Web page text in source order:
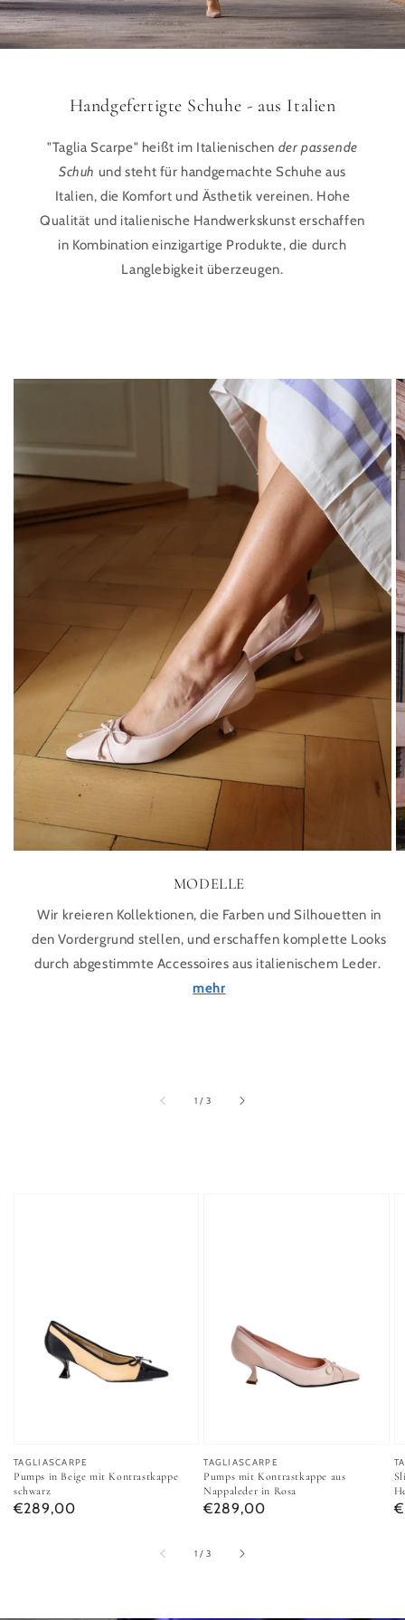
Handgefertigte Schuhe - aus Italien
"Taglia Scarpe" heißt im Italienischen der passende
Schuh und steht für handgemachte Schuhe aus
Italien, die Komfort und Ästhetik vereinen. Hohe
Qualität und italienische Handwerkskunst erschaffen
in Kombination einzigartige Produkte, die durch
Langlebigkeit überzeugen.
MODELLE
Wir kreieren Kollektionen, die Farben und Silhouetten in
den Vordergrund stellen, und erschaffen komplette Looks
durch abgestimmte Accessoires aus italienischem Leder.
mehr
1 / von
3
Anbieter:
TAGLIASCARPE
Pumps in Beige mit Kontrastkappe
schwarz
Normaler Preis
€289,00
Anbieter:
TAGLIASCARPE
Pumps mit Kontrastkappe aus
Nappaleder in Rosa
Normaler Preis
€289,00
1 / von
3